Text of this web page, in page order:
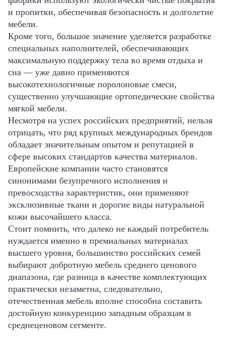
и пропитки, обеспечивая безопасность и долголетие
мебели.
Кроме того, большое значение уделяется разработке
специальных наполнителей, обеспечивающих
максимальную поддержку тела во время отдыха и
сна — уже давно применяются
высокотехнологичные поролоновые смеси,
существенно улучшающие ортопедические свойства
мягкой мебели.
Несмотря на успех российских предприятий, нельзя
отрицать, что ряд крупных международных брендов
обладает значительным опытом и репутацией в
сфере высоких стандартов качества материалов.
Европейские компании часто становятся
синонимами безупречного исполнения и
превосходства характеристик, они применяют
эксклюзивные ткани и дорогие виды натуральной
кожи высочайшего класса.
Стоит помнить, что далеко не каждый потребитель
нуждается именно в премиальных материалах
высшего уровня, большинство российских семей
выбирают добротную мебель среднего ценового
диапазона, где разница в качестве комплектующих
практически незаметна, следовательно,
отечественная мебель вполне способна составить
достойную конкуренцию западным образцам в
среднеценовом сегменте.